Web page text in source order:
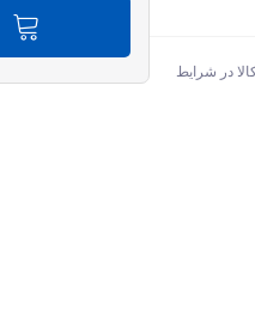
در شرایط